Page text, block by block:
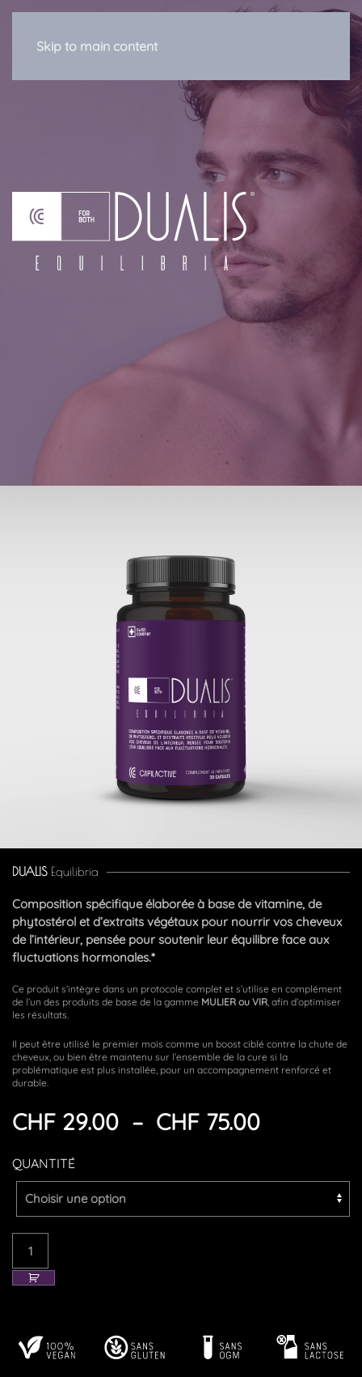
Skip to main content
DUALISEquilibria
Composition spécifique élaborée à base de vitamine, de
phytostérol et d’extraits végétaux pour nourrir vos cheveux
de l’intérieur, pensée pour soutenir leur équilibre face aux
fluctuations hormonales.*
Ce produit s’intègre dans un protocole complet et s’utilise en complément
de l’un des produits de base de la gamme MULIER ou VIR, afin d’optimiser
les résultats.
Il peut être utilisé le premier mois comme un boost ciblé contre la chute de
cheveux, ou bien être maintenu sur l’ensemble de la cure si la
problématique est plus installée, pour un accompagnement renforcé et
durable.
CHF 29.00 – CHF 75.00PLAGE
PRIX :
CHF
QUANTITÉ
DUALIS